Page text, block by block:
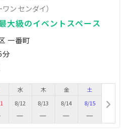
ン センダイ）
大級のイベントスペース
一番町
分
水
8/12
木
8/13
金
8/14
土
8/15